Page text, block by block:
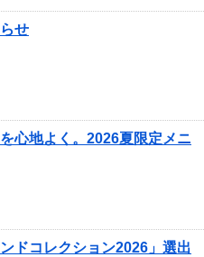
せ
心地よく。2026夏限定メニ
ンドコレクション2026」選出